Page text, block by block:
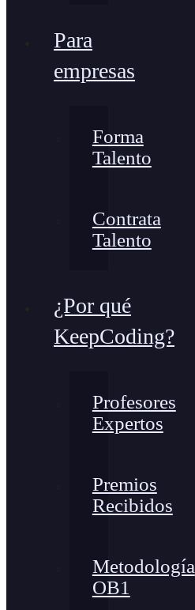
Para
empresas
Forma
Talento
Contrata
Talento
¿Por qué
KeepCoding?
Profesores
Expertos
Premios
Recibidos
Metodología
OB1